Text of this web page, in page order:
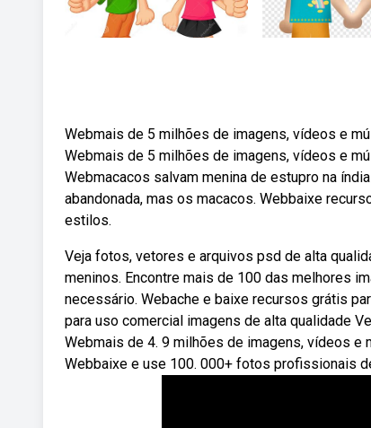
Webmais de 5 milhões de imagens, vídeos e
Webmais de 5 milhões de imagens, vídeos e
Webmacacos salvam menina de estupro na
abandonada, mas os macacos. Webbaixe
estilos.
Veja fotos, vetores e arquivos psd de alta
meninos. Encontre mais de 100 das melhores
necessário. Webache e baixe recursos grátis
para uso comercial imagens de alta qualidade
Webmais de 4. 9 milhões de imagens, vídeos e
Webbaixe e use 100. 000+ fotos profissionais